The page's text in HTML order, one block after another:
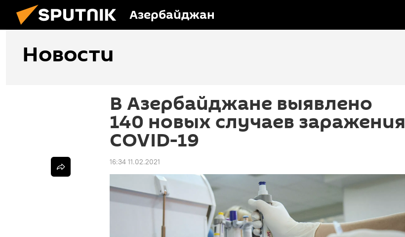
Азербайджан
Новости
В Азербайджане выявлено
140 новых случаев заражения
COVID-19
16:34 11.02.2021